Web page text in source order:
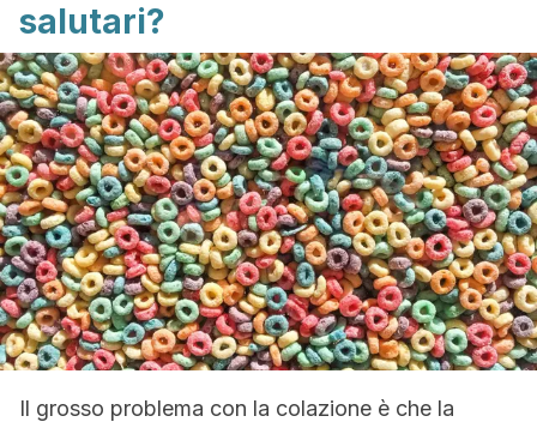
salutari?
Il grosso problema con la colazione è che la